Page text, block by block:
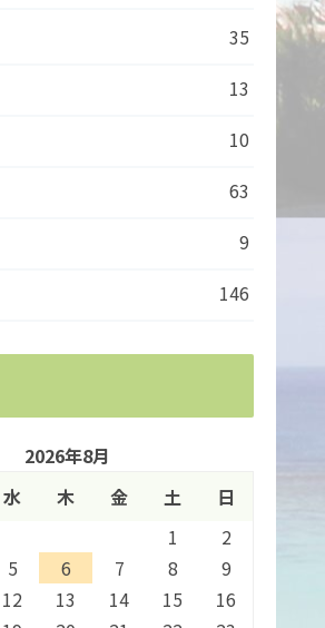
35
13
10
63
9
146
2026年8月
水 木 金 土
日
1
2
5 6 7 8
9
12 13 14 15
16